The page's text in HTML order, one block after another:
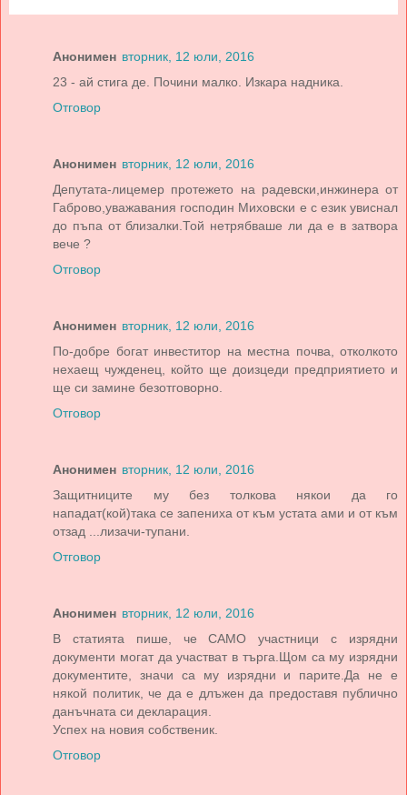
Анонимен вторник, 12 юли, 2016
23 - ай стига де. Почини малко. Изкара надника.
Отговор
Анонимен вторник, 12 юли, 2016
Депутата-лицемер протежето на радевски,инжинера от
Габрово,уважавания господин Миховски е с език увиснал
до пъпа от близалки.Той нетрябваше ли да е в затвора
вече ?
Отговор
Анонимен вторник, 12 юли, 2016
По-добре богат инвеститор на местна почва, отколкото
нехаещ чужденец, който ще доизцеди предприятието и
ще си замине безотговорно.
Отговор
Анонимен вторник, 12 юли, 2016
Защитниците му без толкова някои да го
нападат(кой)така се запениха от към устата ами и от към
отзад ...лизачи-тупани.
Отговор
Анонимен вторник, 12 юли, 2016
В статията пише, че САМО участници с изрядни
документи могат да участват в търга.Щом са му изрядни
документите, значи са му изрядни и парите.Да не е
някой политик, че да е длъжен да предоставя публично
данъчната си декларация.
Успех на новия собственик.
Отговор